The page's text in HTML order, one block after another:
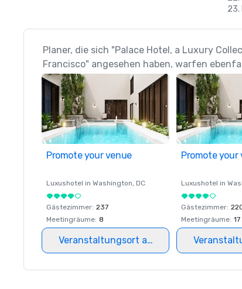
23.
Planer, die sich "Palace Hotel, a Luxury
Francisco" angesehen haben, warfen
Promote your venue
Luxushotel in Washington, DC
Gästezimmer: 237
Meetingräume: 8
Veranstaltungsort auswählen
Promote your
Luxushotel in
Gästezimmer:
Meetingräume: 17